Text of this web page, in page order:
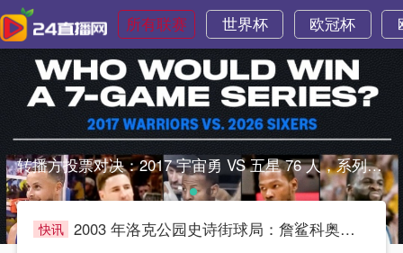
所有联赛 世界杯 欧冠杯
转播方投票对决：2017 宇宙勇 VS 五星 76 人，系列转播方投票对决：2017 宇宙勇 VS 五星 76 人，系列
快讯
2003 年洛克公园史诗街球局：詹鲨科奥多姆 VS 姚艾瓜小